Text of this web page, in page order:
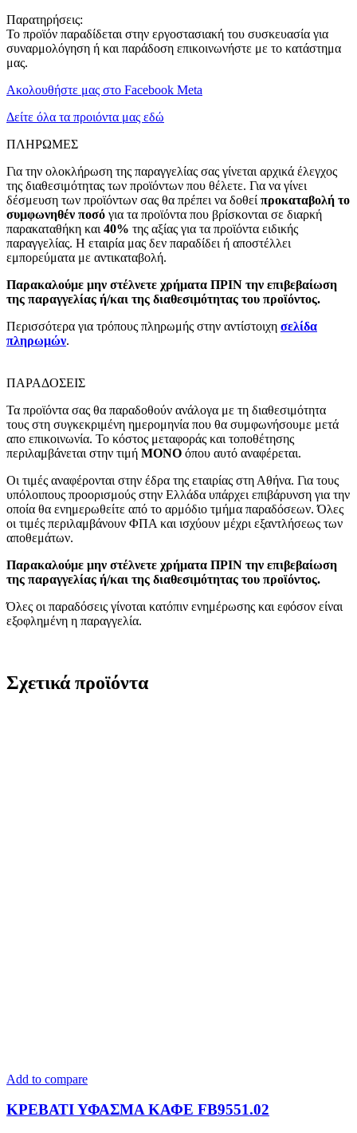
Παρατηρήσεις:
Το προϊόν παραδίδεται στην εργοστασιακή του συσκευασία για
συναρμολόγηση ή και παράδοση επικοινωνήστε με το κατάστημα
μας.
Ακολουθήστε μας στο Facebook Meta
Δείτε όλα τα προιόντα μας εδώ
ΠΛΗΡΩΜΕΣ
Για την ολοκλήρωση της παραγγελίας σας γίνεται αρχικά έλεγχος
της διαθεσιμότητας των προϊόντων που θέλετε. Για να γίνει
δέσμευση των προϊόντων σας θα πρέπει να δοθεί προκαταβολή το
συμφωνηθέν ποσό για τα προϊόντα που βρίσκονται σε διαρκή
παρακαταθήκη και 40% της αξίας για τα προϊόντα ειδικής
παραγγελίας. Η εταιρία μας δεν παραδίδει ή αποστέλλει
εμπορεύματα με αντικαταβολή.
Παρακαλούμε μην στέλνετε χρήματα ΠΡΙΝ την επιβεβαίωση
της παραγγελίας ή/και της διαθεσιμότητας του προϊόντος.
Περισσότερα για τρόπους πληρωμής στην αντίστοιχη σελίδα
πληρωμών.
ΠΑΡΑΔΟΣΕΙΣ
Τα προϊόντα σας θα παραδοθούν ανάλογα με τη διαθεσιμότητα
τους στη συγκεκριμένη ημερομηνία που θα συμφωνήσουμε μετά
απο επικοινωνία. Το κόστος μεταφοράς και τοποθέτησης
περιλαμβάνεται στην τιμή MONO όπου αυτό αναφέρεται.
Οι τιμές αναφέρονται στην έδρα της εταιρίας στη Αθήνα. Για τους
υπόλοιπους προορισμούς στην Ελλάδα υπάρχει επιβάρυνση για την
οποία θα ενημερωθείτε από το αρμόδιο τμήμα παραδόσεων. Όλες
οι τιμές περιλαμβάνουν ΦΠΑ και ισχύουν μέχρι εξαντλήσεως των
αποθεμάτων.
Παρακαλούμε μην στέλνετε χρήματα ΠΡΙΝ την επιβεβαίωση
της παραγγελίας ή/και της διαθεσιμότητας του προϊόντος.
Όλες οι παραδόσεις γίνοται κατόπιν ενημέρωσης και εφόσον είναι
εξοφλημένη η παραγγελία.
Σχετικά προϊόντα
Add to compare
ΚΡΕΒΑΤΙ ΥΦΑΣΜΑ ΚΑΦΕ FB9551.02